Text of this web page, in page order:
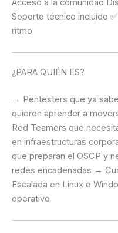
Acceso a la comunidad
Soporte técnico incluido
ritmo
¿PARA QUIÉN ES?
→ Pentesters que ya
quieren aprender a
Red Teamers que
en infraestructuras
que preparan el OSCP y
redes encadenadas →
Escalada en Linux o
operativo